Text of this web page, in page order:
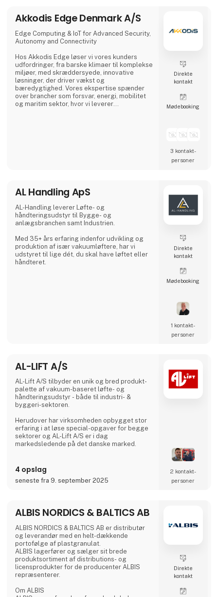
rådgivning.
Maskinmestre er både ledere og
arbejdstagere, og vi tilbyder individuel
juridisk og økonomisk rådgivning
Akkodis Edge Denmark A/S
Edge Computing & IoT for Advanced Security,
Autonomy and Connectivity
Hos Akkodis Edge løser vi vores kunders
udfordringer, fra barske klimaer til komplekse
miljøer, med skræddersyede, innovative
løsninger, der driver vækst og
bæredygtighed. Vores ekspertise spænder
over brancher som forsvar, energi, mobilitet
og maritim sektor, hvor vi leverer
Direkte
kontakt
Møde­booking
3 kontakt­
personer
AL Handling ApS
AL-Handling leverer Løfte- og
håndteringsudstyr til Bygge- og
anlægsbranchen samt Industrien.
Med 35+ års erfaring indenfor udvikling og
produktion af især vakuumløftere, har vi
udstyret til lige dét, du skal have løftet eller
håndteret.
Direkte
kontakt
Møde­booking
1 kontakt­
personer
AL-LIFT A/S
AL-Lift A/S tilbyder en unik og bred produkt-
palette af vakuum-baseret løfte- og
håndteringsudstyr - både til industri- &
byggeri-sektoren.
Herudover har virksomheden opbygget stor
erfaring i at løse special-opgaver for begge
sektorer og AL-Lift A/S er i dag
markedsledende på det danske marked.
Lift A/S er i dag repræsenteret på alle
kontinenter og ekspanderer løbende på
verdensplan.
mulige løsninger.
• AL-Lift A/S er kendt for kvalitet, innovation,
support, partnerskab og ærlighed - du får,
hvad du s
4 opslag
seneste fra 9. september 2025
2 kontakt­
personer
ALBIS NORDICS & BALTICS AB
ALBIS NORDICS & BALTICS AB er distributør
og leverandør med en helt-dækkende
portofølge af plastgranulat.
ALBIS lagerfører og sælger sit brede
produktsortiment af distributions- og
licensprodukter for de producenter ALBIS
repræsenterer.
Om ALBIS
Direkte
kontakt